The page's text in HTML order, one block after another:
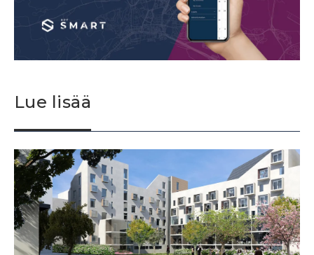
Lue lisää